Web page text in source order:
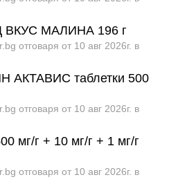
МАЛИНА 196 г
отговаря от 10 авг 2026г. в
таблетки 500
отговаря от 10 авг 2026г. в
мг/г + 10 мг/г + 1 мг/г
отговаря от 10 авг 2026г. в